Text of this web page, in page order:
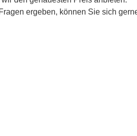
ergeben, können Sie sich